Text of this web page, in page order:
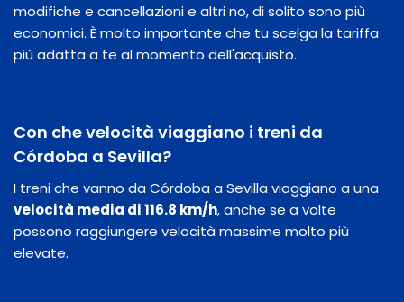
modifiche e cancellazioni e altri no, di solito sono più
economici. È molto importante che tu scelga la tariffa
più adatta a te al momento dell'acquisto.
Con che velocità viaggiano i treni da
Córdoba a Sevilla?
I treni che vanno da Córdoba a Sevilla viaggiano a una
velocità media di 116.8 km/h, anche se a volte
possono raggiungere velocità massime molto più
elevate.